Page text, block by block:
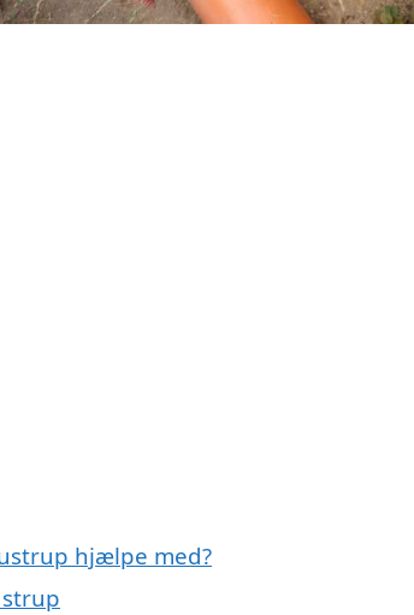
hjælpe med?